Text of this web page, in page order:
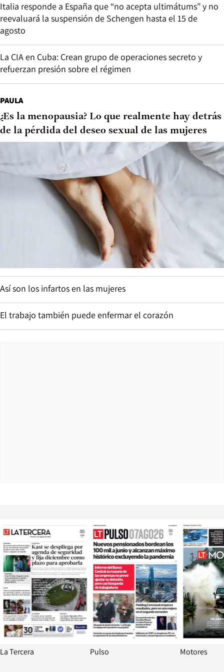
Italia responde a España que “no acepta ultimátums” y no
reevaluará la suspensión de Schengen hasta el 15 de
agosto
La CIA en Cuba: Crean grupo de operaciones secreto y
refuerzan presión sobre el régimen
PAULA
¿Es la menopausia? Lo que realmente hay detrás
de la pérdida del deseo sexual de las mujeres
Así son los infartos en las mujeres
El trabajo también puede enfermar el corazón
Opens in new window
La Tercera
Opens in
Pulso Motores